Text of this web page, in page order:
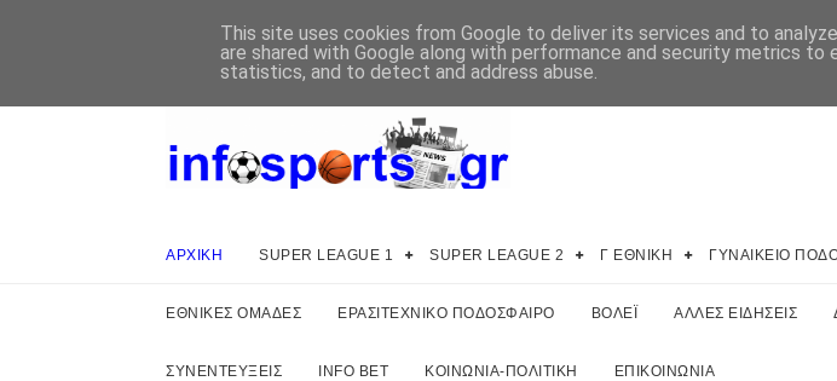
ΑΡΧΙΚΗ SUPER LEAGUE 1 SUPER LEAGUE 2 Γ ΕΘΝΙΚΗ ΓΥΝΑΙΚΕΙΟ
ΕΘΝΙΚΕΣ ΟΜΑΔΕΣ ΕΡΑΣΙΤΕΧΝΙΚΟ ΠΟΔΟΣΦΑΙΡΟ ΒΟΛΕΪ ΑΛΛΕΣ ΕΙΔΗΣΕΙΣ
ΣΥΝΕΝΤΕΥΞΕΙΣ INFO BET ΚΟΙΝΩΝΙΑ-ΠΟΛΙΤΙΚΗ ΕΠΙΚΟΙΝΩΝΙΑ
This site uses cookies from Google to deliver its services and to
are shared with Google along with performance and security metrics to
statistics, and to detect and address abuse.